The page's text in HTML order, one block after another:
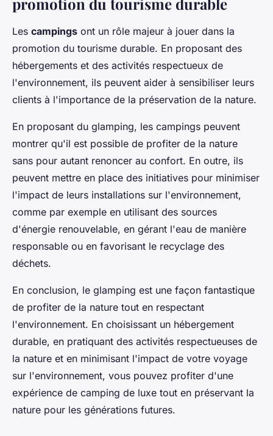
Les campings ont un rôle majeur à jouer dans la
promotion du tourisme durable. En proposant des
hébergements et des activités respectueux de
l'environnement, ils peuvent aider à sensibiliser leurs
clients à l'importance de la préservation de la nature.
En proposant du glamping, les campings peuvent
montrer qu'il est possible de profiter de la nature
sans pour autant renoncer au confort. En outre, ils
peuvent mettre en place des initiatives pour minimiser
l'impact de leurs installations sur l'environnement,
comme par exemple en utilisant des sources
d'énergie renouvelable, en gérant l'eau de manière
responsable ou en favorisant le recyclage des
déchets.
En conclusion, le glamping est une façon fantastique
de profiter de la nature tout en respectant
l'environnement. En choisissant un hébergement
durable, en pratiquant des activités respectueuses de
la nature et en minimisant l'impact de votre voyage
sur l'environnement, vous pouvez profiter d'une
expérience de camping de luxe tout en préservant la
nature pour les générations futures.